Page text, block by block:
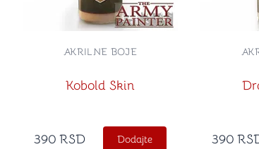
Kobold Skin
AKRILNE BOJE
390 RSD Dodajte 390